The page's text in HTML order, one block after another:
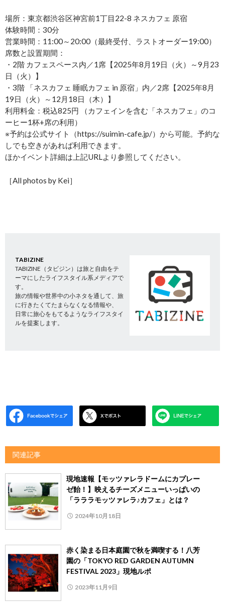
場所：東京都渋谷区神宮前1丁目22-8 ネスカフェ 原宿
体験時間：30分
営業時間：11:00～20:00（最終受付、ラストオーダー19:00）
席数と設置期間：
・2階 カフェスペース内／1席【2025年8月19日（火）～9月23
日（火）】
・3階 「ネスカフェ 睡眠カフェ in 原宿」内／2席【2025年8月
19日（火）～12月18日（木）】
利用料金：税込825円 （カフェインを含む「ネスカフェ」のコ
ーヒー1杯+席の利用）
※予約は公式サイト（https://suimin-cafe.jp/）から可能。予約な
しでも空きがあれば利用できます。
ほかイベント詳細は上記URLより参照してください。
［All photos by Kei］
TABIZINE
TABIZINE（タビジン）は旅と自由をテ
ーマにしたライフスタイル系メディアで
す。
旅の情報や世界中の小ネタを通して、旅
に行きたくてたまらなくなる情報や、
日常に旅心をもてるようなライフスタイ
ルを提案します。
関連記事
現地速報【モッツァレラドームにカプレー
ゼ飴！】映えるチーズメニューいっぱいの
「ラララモッツァレラ♪カフェ」とは？
2024年10月18日
赤く染まる日本庭園で秋を満喫する！八芳
園の「TOKYO RED GARDEN AUTUMN
FESTIVAL 2023」現地ルポ
2023年11月9日